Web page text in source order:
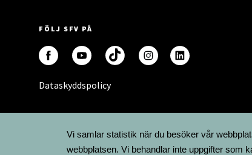
FÖLJ SFV PÅ
Dataskyddspolicy
Vi samlar statistik när du besöker vår
webbplatsen. Vi behandlar inte uppgifter som